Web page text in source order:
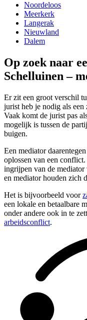
Noordeloos
Meerkerk
Langerak
Nieuwland
Dalem
Op zoek naar
Schelluinen –
Er zit een groot verschil
jurist heb je nodig als een
Vaak komt de jurist pas
mogelijk is tussen de
buigen.
Een mediator
oplossen van een
ingrijpen van de mediator
en mediator houden zich
Het is bijvoorbeeld voor
een lokale en betaalbare
onder andere ook in te
arbeidsconflict.